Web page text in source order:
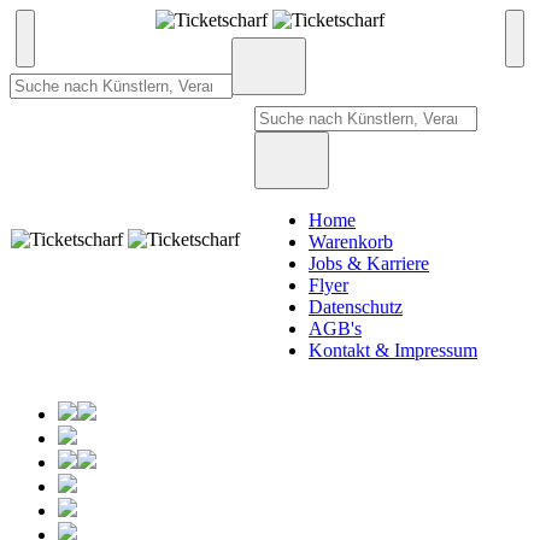
Home
Warenkorb
Jobs & Karriere
Flyer
Datenschutz
AGB's
Kontakt & Impressum